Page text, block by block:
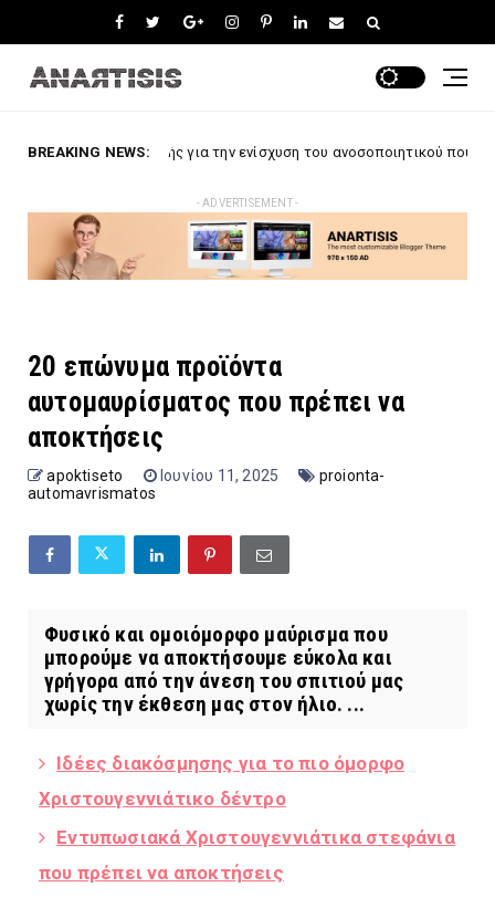
BREAKING NEWS:
για την ενίσχυση του ανοσοποιητικού που πρέπει να
- ADVERTISEMENT -
20 επώνυμα προϊόντα
αυτομαυρίσματος που πρέπει να
αποκτήσεις
apoktiseto Ιουνίου 11, 2025
proionta-
automavrismatos
Φυσικό και ομοιόμορφο μαύρισμα που
μπορούμε να αποκτήσουμε εύκολα και
γρήγορα από την άνεση του σπιτιού μας
χωρίς την έκθεση μας στον ήλιο. ...
Ιδέες διακόσμησης για το πιο όμορφο
Χριστουγεννιάτικο δέντρο
Εντυπωσιακά Χριστουγεννιάτικα στεφάνια
που πρέπει να αποκτήσεις